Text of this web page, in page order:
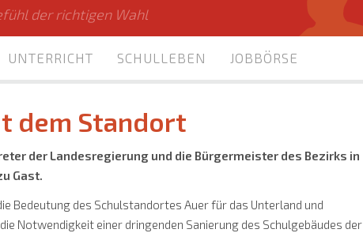
der richtigen Wahl
UNTERRICHT SCHULLEBEN JOBBÖRSE
dem Standort
der Landesregierung und die Bürgermeister des Bezirks in
Gast.
Bedeutung des Schulstandortes Auer für das Unterland und
Notwendigkeit einer dringenden Sanierung des Schulgebäudes der